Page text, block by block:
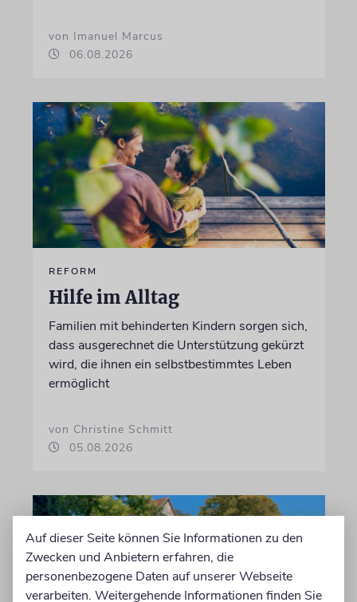
von Imanuel Marcus
06.08.2026
REFORM
Hilfe im Alltag
Familien mit behinderten Kindern sorgen sich,
dass ausgerechnet die Unterstützung gekürzt
wird, die ihnen ein selbstbestimmtes Leben
ermöglicht
von Christine Schmitt
05.08.2026
Auf dieser Seite können Sie Informationen zu den
Zwecken und Anbietern erfahren, die
personenbezogene Daten auf unserer Webseite
verarbeiten. Weitergehende Informationen finden Sie